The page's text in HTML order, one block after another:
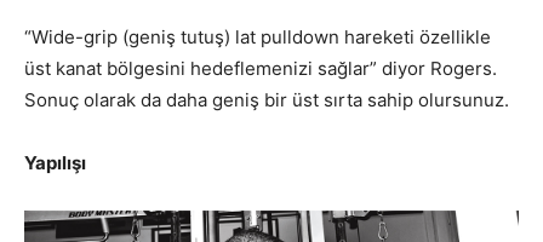
“Wide-grip (geniş tutuş) lat pulldown hareketi özellikle
üst kanat bölgesini hedeflemenizi sağlar” diyor Rogers.
Sonuç olarak da daha geniş bir üst sırta sahip olursunuz.
Yapılışı